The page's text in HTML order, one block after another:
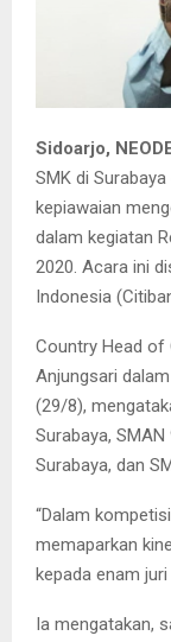
Salah
Sidoarjo,
SMK di
kepiawaian
dalam kegiatan
2020. Acara ini
Indonesia
Country Head of
Anjungsari
(29/8),
Surabaya,
Surabaya, dan
“Dalam
memaparkan
kepada enam
Ia mengatakan,